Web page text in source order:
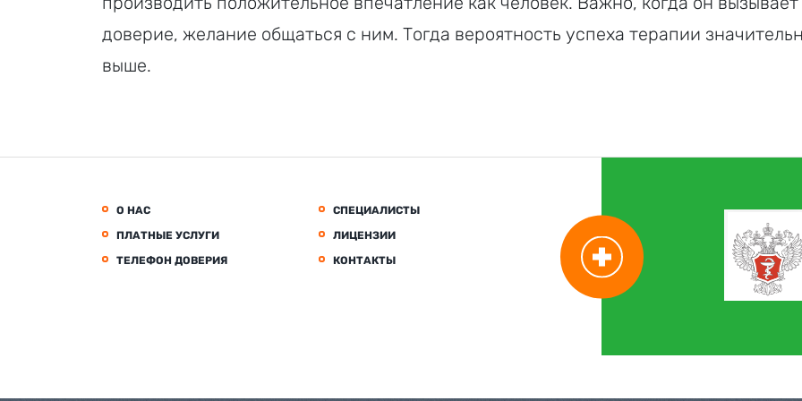
доверие, желание общаться с ним. Тогда вероятность успеха терапии
выше.
О НАС
СПЕЦИАЛИСТЫ
ПЛАТНЫЕ УСЛУГИ
ЛИЦЕНЗИИ
ТЕЛЕФОН ДОВЕРИЯ
КОНТАКТЫ